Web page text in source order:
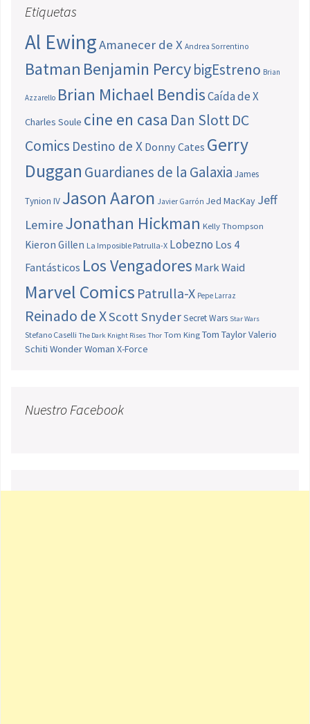
Etiquetas
Al EwingAmanecer de X Andrea Sorrentino
Batman Benjamin PercybigEstreno Brian
Azzarello Brian Michael BendisCaída de X
Charles Soule cine en casa Dan SlottDC
Comics Destino de X Donny Cates Gerry
Duggan Guardianes de la Galaxia James
Tynion IV Jason Aaron Javier Garrón Jed MacKay Jeff
LemireJonathan Hickman Kelly Thompson
Kieron Gillen La Imposible Patrulla-X Lobezno Los 4
Fantásticos Los Vengadores Mark Waid
Marvel Comics Patrulla-X Pepe Larraz
Reinado de XScott SnyderSecret Wars Star Wars
Stefano Caselli The Dark Knight Rises Thor Tom King Tom TaylorValerio
Schiti Wonder Woman X-Force
Nuestro Facebook